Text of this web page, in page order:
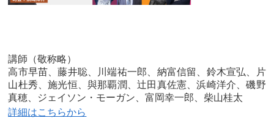
講師（敬称略）
高市早苗、藤井聡、川端祐一郎、納富信留、鈴木宣弘、片
山杜秀、施光恒、與那覇潤、辻田真佐憲、浜崎洋介、磯野
真穂、ジェイソン・モーガン、富岡幸一郎、柴山桂太
詳細はこちらから